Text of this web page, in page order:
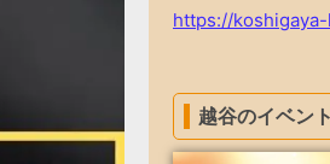
https://
越谷のイベン